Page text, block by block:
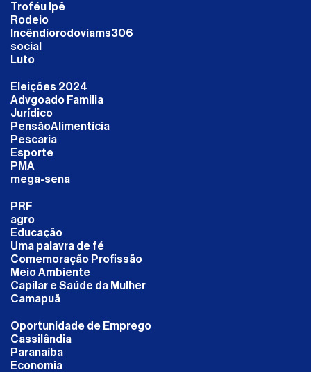
Troféu Ipê
Rodeio
Incêndiorodoviams306
social
Luto
Eleições 2024
Advgoado Familia
Jurídico
PensãoAlimentícia
Pescaria
Esporte
PMA
mega-sena
PRF
agro
Educação
Uma palavra de fé
Comemoração Profissão
Meio Ambiente
Capilar e Saúde da Mulher
Camapuã
Oportunidade de Emprego
Cassilândia
Paranaíba
Economia